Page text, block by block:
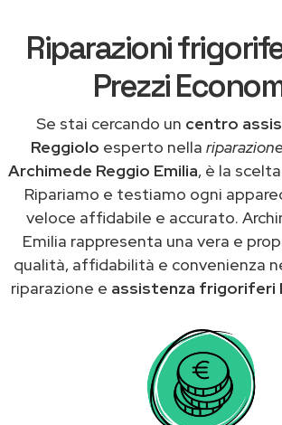
Riparazioni
Prezzi
Se stai cercando un centro
Reggiolo esperto nella
Archimede Reggio Emilia, è la
Ripariamo e testiamo ogni
veloce affidabile e accurato.
Emilia rappresenta una vera e
qualità, affidabilità e convenienza
riparazione e assistenza frigoriferi